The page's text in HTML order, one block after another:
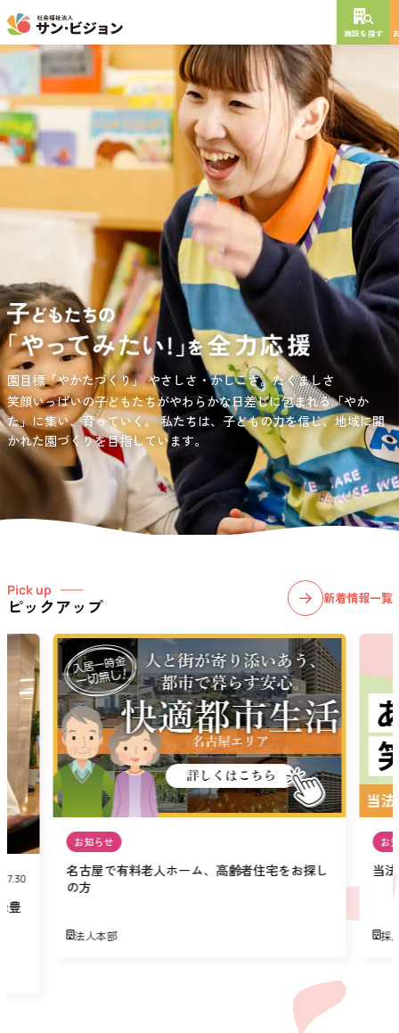
施設を探す
負担の少ない介護、ふれあいを大切にする介護、笑顔が溢れている
介護を目指して。
愛知・岐阜・長野の3県下で38施設・151事業所の介護関連事業所を運
営する社会福祉法人サン・ビジョンでは、今後ますます高まる介護
ニーズに幅広く対応していきます。
園目標「やかたづくり」やさしさ・かしこさ。たくましさ
笑顔いっぱいの子どもたちがやわらかな日差しに包まれる「やか
た」に集い、育っていく。私たちは、子どもの力を信じ、地域に開
かれた園づくりを目指しています。
サンサン・スクール東山公園では、小学生の児童が放課後安心して
過ごせる環境を提供するとともに、宿題・クラブ活動(英語・習字・
選択)などの学習面にも力を入れて行っている学童保育所です。
NEW OPEN
年
特別養護老人ホーム
短期入所生活介護
通所介護
居宅介護支援
グレイスフル砧公園
東京都世田谷区大蔵 3丁目4番12号
お問い合わせ先
03-6411-5781
担当：宮澤
Pick up
ピックアップ 新着情報一覧
豊
お知らせ
名古屋で有料老人ホーム、高齢者住宅をお探し
の方
法人本部
お
当
採